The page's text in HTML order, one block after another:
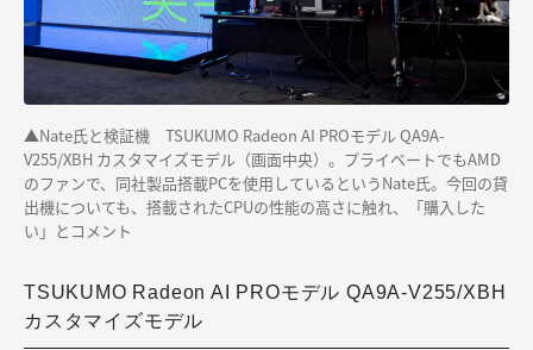
▲Nate氏と検証機 TSUKUMO Radeon AI PROモデル QA9A-
V255/XBH カスタマイズモデル（画面中央）。プライベートでもAMD
のファンで、同社製品搭載PCを使用しているというNate氏。今回の貸
出機についても、搭載されたCPUの性能の高さに触れ、「購入した
い」とコメント
TSUKUMO Radeon AI PROモデル QA9A-V255/XBH
カスタマイズモデル